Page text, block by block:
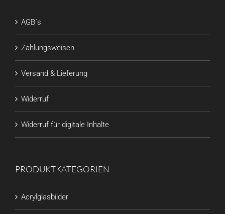
AGB´s
Zahlungsweisen
Versand & Lieferung
Widerruf
Widerruf für digitale Inhalte
PRODUKTKATEGORIEN
Acrylglasbilder